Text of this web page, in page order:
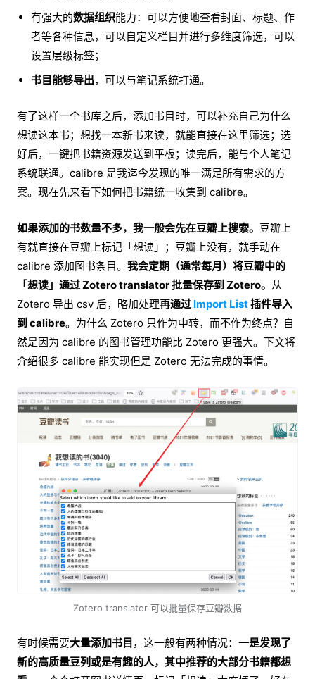
有强大的数据组织能力：可以方便地查看封面、标题、作
者等各种信息，可以自定义栏目并进行多维度筛选，可以
设置层级标签；
书目能够导出，可以与笔记系统打通。
有了这样一个书库之后，添加书目时，可以补充自己为什么
想读这本书；想找一本新书来读，就能直接在这里筛选；选
好后，一键把书籍资源发送到平板；读完后，能与个人笔记
系统联通。calibre 是我迄今发现的唯一满足所有需求的方
案。现在先来看下如何把书籍统一收集到 calibre。
如果添加的书数量不多，我一般会先在豆瓣上搜索。 豆瓣上
有就直接在豆瓣上标记「想读」；豆瓣上没有，就手动在
calibre 添加图书条目。 我会定期（通常每月）将豆瓣中的
「想读」通过 Zotero translator 批量保存到 Zotero。 从
Zotero 导出 csv 后，略加处理再通过 Import List插件导入
到 calibre。为什么 Zotero 只作为中转，而不作为终点？自
然是因为 calibre 的图书管理功能比 Zotero 更强大。下文将
介绍很多 calibre 能实现但是 Zotero 无法完成的事情。
Zotero translator 可以批量保存豆瓣数据
有时候需要大量添加书目 ，这一般有两种情况： 一是发现了
新的高质量豆列或是有趣的人，其中推荐的大部分书籍都想